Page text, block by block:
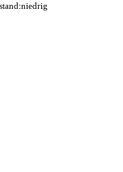
niedrig